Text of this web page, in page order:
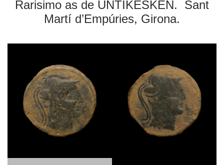
Rarisimo as de UNTIKESKEN. Sant
Martí d’Empúries, Girona.